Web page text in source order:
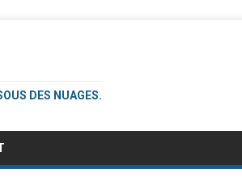
DES NUAGES.